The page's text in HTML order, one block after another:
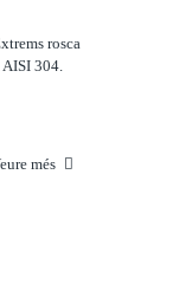
rosca
AISI 304.
més